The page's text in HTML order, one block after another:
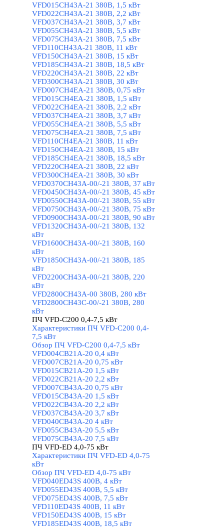
VFD015CH43A-21 380В, 1,5 кВт
VFD022CH43A-21 380В, 2,2 кВт
VFD037CH43A-21 380В, 3,7 кВт
VFD055CH43A-21 380В, 5,5 кВт
VFD075CH43A-21 380В, 7,5 кВт
VFD110CH43A-21 380В, 11 кВт
VFD150CH43A-21 380В, 15 кВт
VFD185CH43A-21 380В, 18,5 кВт
VFD220CH43A-21 380В, 22 кВт
VFD300CH43A-21 380В, 30 кВт
VFD007CH4EA-21 380В, 0,75 кВт
VFD015CH4EA-21 380В, 1,5 кВт
VFD022CH4EA-21 380В, 2,2 кВт
VFD037CH4EA-21 380В, 3,7 кВт
VFD055CH4EA-21 380В, 5,5 кВт
VFD075CH4EA-21 380В, 7,5 кВт
VFD110CH4EA-21 380В, 11 кВт
VFD150CH4EA-21 380В, 15 кВт
VFD185CH4EA-21 380В, 18,5 кВт
VFD220CH4EA-21 380В, 22 кВт
VFD300CH4EA-21 380В, 30 кВт
VFD0370CH43A-00/-21 380В, 37 кВт
VFD0450CH43A-00/-21 380В, 45 кВт
VFD0550CH43A-00/-21 380В, 55 кВт
VFD0750CH43A-00/-21 380В, 75 кВт
VFD0900CH43A-00/-21 380В, 90 кВт
VFD1320CH43A-00/-21 380В, 132
кВт
VFD1600CH43A-00/-21 380В, 160
кВт
VFD1850CH43A-00/-21 380В, 185
кВт
VFD2200CH43A-00/-21 380В, 220
кВт
VFD2800CH43A-00 380В, 280 кВт
VFD2800CH43C-00/-21 380В, 280
кВт
ПЧ VFD-C200 0,4-7,5 кВт
Характеристики ПЧ VFD-C200 0,4-
7,5 кВт
Обзор ПЧ VFD-C200 0,4-7,5 кВт
VFD004CB21A-20 0,4 кВт
VFD007CB21A-20 0,75 кВт
VFD015CB21A-20 1,5 кВт
VFD022CB21A-20 2,2 кВт
VFD007CB43A-20 0,75 кВт
VFD015CB43A-20 1,5 кВт
VFD022CB43A-20 2,2 кВт
VFD037CB43A-20 3,7 кВт
VFD040CB43A-20 4 кВт
VFD055CB43A-20 5,5 кВт
VFD075CB43A-20 7,5 кВт
ПЧ VFD-ED 4,0-75 кВт
Характеристики ПЧ VFD-ED 4,0-75
кВт
Обзор ПЧ VFD-ED 4,0-75 кВт
VFD040ED43S 400В, 4 кВт
VFD055ED43S 400В, 5,5 кВт
VFD075ED43S 400В, 7,5 кВт
VFD110ED43S 400В, 11 кВт
VFD150ED43S 400В, 15 кВт
VFD185ED43S 400В, 18,5 кВт